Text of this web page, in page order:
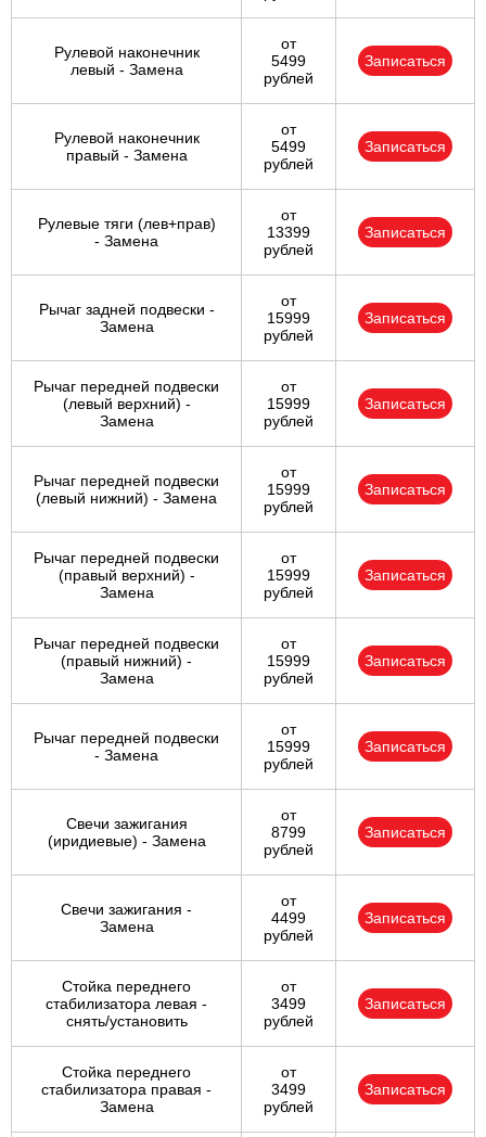
Рулевой наконечник
левый - Замена
от
5499
рублей
Записаться
Рулевой наконечник
правый - Замена
от
5499
рублей
Записаться
Рулевые тяги (лев+прав)
- Замена
от
13399
рублей
Записаться
Рычаг задней подвески -
Замена
от
15999
рублей
Записаться
Рычаг передней подвески
(левый верхний) -
Замена
от
15999
рублей
Записаться
Рычаг передней подвески
(левый нижний) - Замена
от
15999
рублей
Записаться
Рычаг передней подвески
(правый верхний) -
Замена
от
15999
рублей
Записаться
Рычаг передней подвески
(правый нижний) -
Замена
от
15999
рублей
Записаться
Рычаг передней подвески
- Замена
от
15999
рублей
Записаться
Свечи зажигания
(иридиевые) - Замена
от
8799
рублей
Записаться
Свечи зажигания -
Замена
от
4499
рублей
Записаться
Стойка переднего
стабилизатора левая -
снять/установить
от
3499
рублей
Записаться
Стойка переднего
стабилизатора правая -
Замена
от
3499
рублей
Записаться